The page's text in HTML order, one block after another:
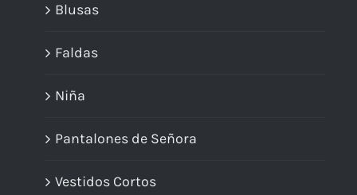
Blusas
Faldas
Niña
Pantalones de Señora
Vestidos Cortos